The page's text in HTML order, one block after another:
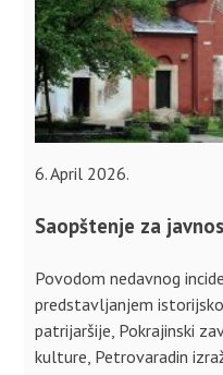
6. April 2026.
Saopštenje za
Povodom nedavnog
predstavljanjem
patrijaršije, Pokrajinski
kulture, Petrovaradin